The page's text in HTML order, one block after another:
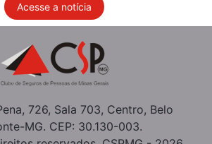
Acesse a notícia
726, Sala 703, Centro, Belo
MG. CEP: 30.130-003.